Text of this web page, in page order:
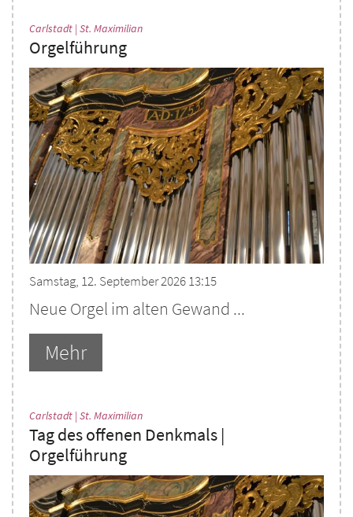
Carlstadt | St. Maximilian:
Orgelführung
Samstag, 12. September 2026 13:15
Neue Orgel im alten Gewand ...
Mehr
Carlstadt | St. Maximilian:
Tag des offenen Denkmals |
Orgelführung